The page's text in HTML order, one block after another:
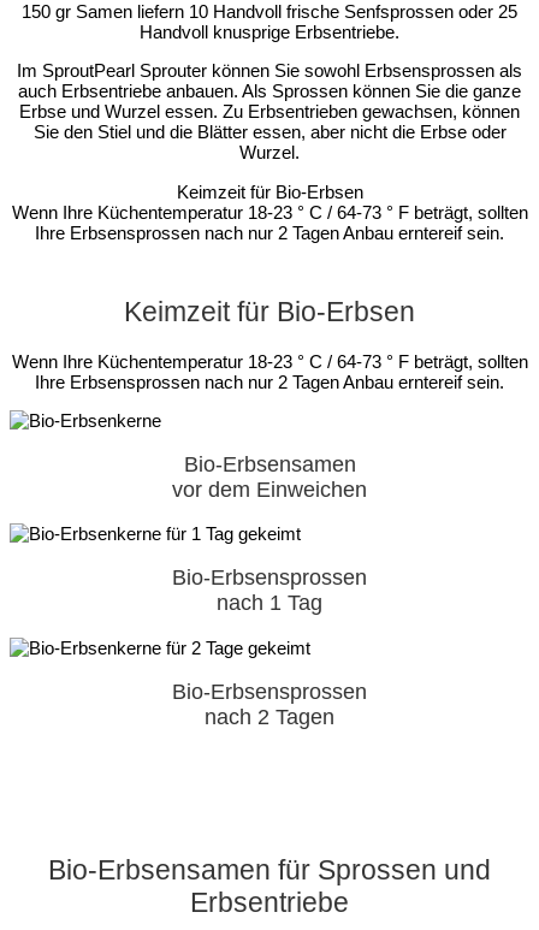
150 gr Samen liefern 10 Handvoll frische Senfsprossen oder 25
Handvoll knusprige Erbsentriebe.
Im SproutPearl Sprouter können Sie sowohl Erbsensprossen als
auch Erbsentriebe anbauen. Als Sprossen können Sie die ganze
Erbse und Wurzel essen. Zu Erbsentrieben gewachsen, können
Sie den Stiel und die Blätter essen, aber nicht die Erbse oder
Wurzel.
Keimzeit für Bio-Erbsen
Wenn Ihre Küchentemperatur 18-23 ° C / 64-73 ° F beträgt, sollten
Ihre Erbsensprossen nach nur 2 Tagen Anbau erntereif sein.
Keimzeit für Bio-Erbsen
Wenn Ihre Küchentemperatur 18-23 ° C / 64-73 ° F beträgt, sollten
Ihre Erbsensprossen nach nur 2 Tagen Anbau erntereif sein.
Bio-Erbsensamen
vor dem Einweichen
Bio-Erbsensprossen
nach 1 Tag
Bio-Erbsensprossen
nach 2 Tagen
Bio-Erbsensamen für Sprossen und
Erbsentriebe